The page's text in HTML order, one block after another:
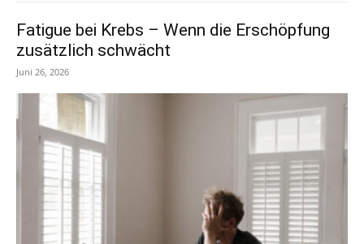
Fatigue bei Krebs – Wenn die Erschöpfung
zusätzlich schwächt
Juni 26, 2026